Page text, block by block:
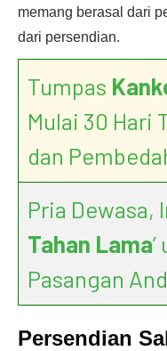
memang berasal dari
dari persendian.
Tumpas
Mulai 30 Hari
dan
Pria Dewasa,
Tahan Lama
Pasangan
Persendian